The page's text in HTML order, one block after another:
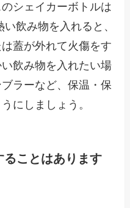
シェイカーボトルは
飲み物を入れると、
蓋が外れて火傷をす
飲み物を入れたい場
ラーなど、保温・保
にしましょう。
ことはあります